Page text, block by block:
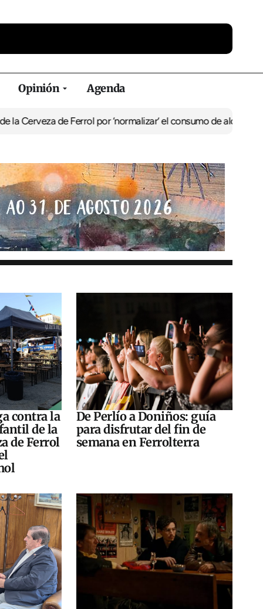
Opinión Agenda
Ferrol por ‘normalizar’ el consumo de alcoholDe Perlío a
contra la
de la
de Ferrol
De Perlío a Doniños: guía
para disfrutar del fin de
semana en Ferrolterra